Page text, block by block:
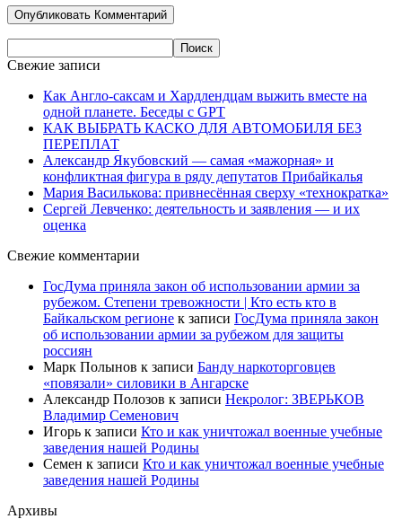
Свежие записи
Как Англо-саксам и Хардлендцам выжить вместе на
одной планете. Беседы с GPT
КАК ВЫБРАТЬ КАСКО ДЛЯ АВТОМОБИЛЯ БЕЗ
ПЕРЕПЛАТ
Александр Якубовский — самая «мажорная» и
конфликтная фигура в ряду депутатов Прибайкалья
Мария Василькова: привнесённая сверху «технократка»
Сергей Левченко: деятельность и заявления — и их
оценка
Свежие комментарии
ГосДума приняла закон об использовании армии за
рубежом. Степени тревожности | Кто есть кто в
Байкальском регионе к записи ГосДума приняла закон
об использовании армии за рубежом для защиты
россиян
Марк Полынов к записи Банду наркоторговцев
«повязали» силовики в Ангарске
Александр Полозов к записи Некролог: ЗВЕРЬКОВ
Владимир Семенович
Игорь к записи Кто и как уничтожал военные учебные
заведения нашей Родины
Семен к записи Кто и как уничтожал военные учебные
заведения нашей Родины
Архивы